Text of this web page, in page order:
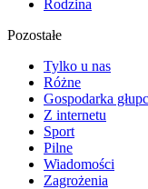
Rodzina
Pozostałe
Tylko u nas
Różne
Gospodarka
Z internetu
Sport
Pilne
Wiadomości
Zagrożenia